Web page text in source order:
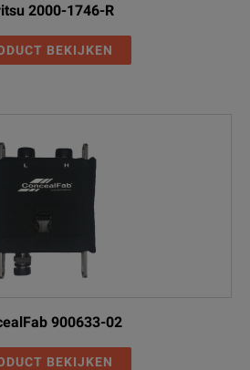
2000-1746-R
BEKIJKEN
900633-02
BEKIJKEN